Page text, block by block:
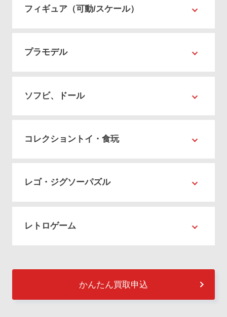
フィギュア（可動/スケール）
プラモデル
ソフビ、ドール
コレクショントイ・食玩
レゴ・ジグソーパズル
レトロゲーム
かんたん買取申込